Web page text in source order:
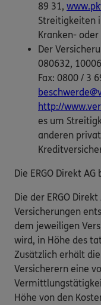
89 31,
Streitigkeiten
Kranken-
Der
080632,
Fax: 0800 / 3
http://
es um
anderen
Die ERGO Direkt
Die der ERGO
Versicherungen
dem jeweiligen
wird, in Höhe des
Zusätzlich erhält die
Versicherern eine
Höhe von den